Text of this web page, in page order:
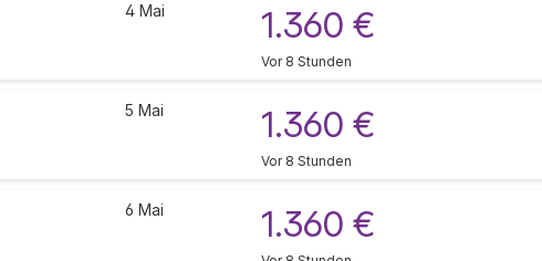
4 Mai 1.360 €
Vor 8 Stunden
5 Mai 1.360 €
Vor 8 Stunden
6 Mai 1.360 €